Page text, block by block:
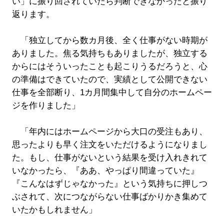
返ります。
「独立してから数カ月後、全く仕事がない時期が
ありました。焦る気持ちもありましたが、独立する
からにはそういったことも起こりうるだろうと、心
の準備はできていたので、実績として公開できない
仕事を全部断り、1カ月間集中して自分のホームペー
ジを作りました」
「年内にはホームページから大口の受注もあり、
思ったよりも早く注文をいただけるようになりまし
た。もし、仕事がないという結果を受け入れきれて
いなかったら、『ああ、やっぱり間違っていた』
『こんなはずじゃなかった』という気持ちに押しつ
ぶされて、次につながらない仕事ばかりかき集めて
いたかもしれません」